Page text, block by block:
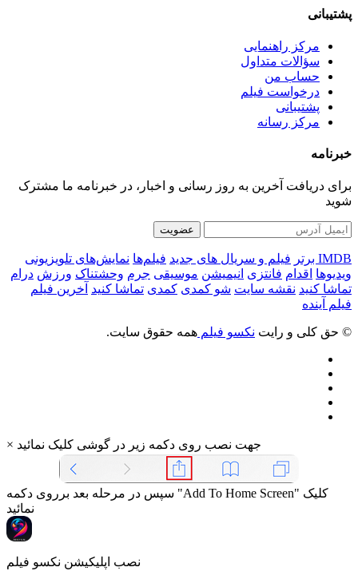
پشتیبانی
مرکز راهنمایی
سؤالات متداول
حساب من
درخواست فیلم
پشتیبانی
مرکز رسانه
خبرنامه
برای دریافت آخرین به روز رسانی و اخبار، در خبرنامه ما مشترک
شوید
عضویت
IMDB برتر فیلم و سریال های جدید فیلم‌ها نمایش‌های تلویزیونی
ویدیوها اقدام فانتزی انیمیشن موسیقی جرم وحشتناک ورزش درام
تماشا کنید نقشه سایت شو کمدی کمدی تماشا کنید آخرین فیلم
فیلم آینده
© حق کلی و رایت نکسو فیلم همه حقوق سایت.
× جهت نصب روی دکمه زیر در گوشی کلیک نمائید
سپس در مرحله بعد برروی دکمه "Add To Home Screen" کلیک
نمائید
نصب اپلیکیشن نکسو فیلم